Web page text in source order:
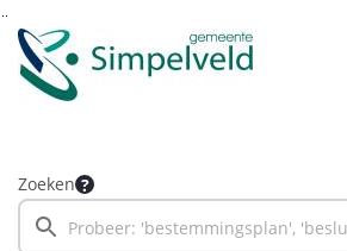
Ga naar de inhoud van deze pagina
Ga naar het zoeken
Ga naar het menu
Zoeken